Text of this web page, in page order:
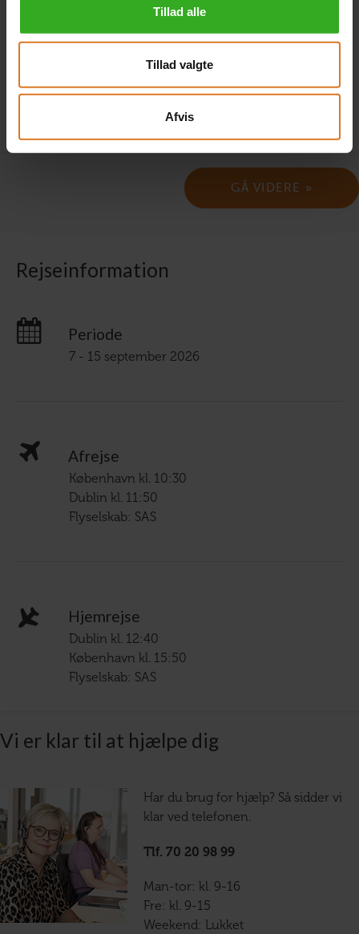
Tillad alle
Tillad valgte
Afvis
annoncekoden fra annoncen.
Rejseinformation
Periode
7 - 15 september 2026
Afrejse
København kl. 10:30
Dublin kl. 11:50
Flyselskab: SAS
Hjemrejse
Dublin kl. 12:40
København kl. 15:50
Flyselskab: SAS
Vi er klar til at hjælpe dig
Har du brug for hjælp? Så sidder vi
klar ved telefonen.
Tlf. 70 20 98 99
Man-tor: kl. 9-16
Fre: kl. 9-15
Weekend: Lukket